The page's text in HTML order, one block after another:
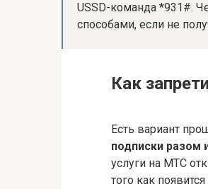
USSD-команда *931#.
способами, если не
Как
Есть вариант
подписки разом
услуги на МТС
того как